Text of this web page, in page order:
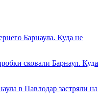
Барнаула. Куда не
сковали Барнаул. Куда
в Павлодар застряли на